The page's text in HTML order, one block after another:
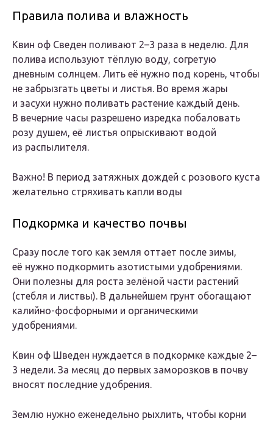
Правила полива и влажность
Квин оф Сведен поливают 2–3 раза в неделю. Для
полива используют тёплую воду, согретую
дневным солнцем. Лить её нужно под корень, чтобы
не забрызгать цветы и листья. Во время жары
и засухи нужно поливать растение каждый день.
В вечерние часы разрешено изредка побаловать
розу душем, её листья опрыскивают водой
из распылителя.
Важно! В период затяжных дождей с розового куста
желательно стряхивать капли воды
Подкормка и качество почвы
Сразу после того как земля оттает после зимы,
её нужно подкормить азотистыми удобрениями.
Они полезны для роста зелёной части растений
(стебля и листвы). В дальнейшем грунт обогащают
калийно-фосфорными и органическими
удобрениями.
Квин оф Шведен нуждается в подкормке каждые 2–
3 недели. За месяц до первых заморозков в почву
вносят последние удобрения.
Землю нужно еженедельно рыхлить, чтобы корни